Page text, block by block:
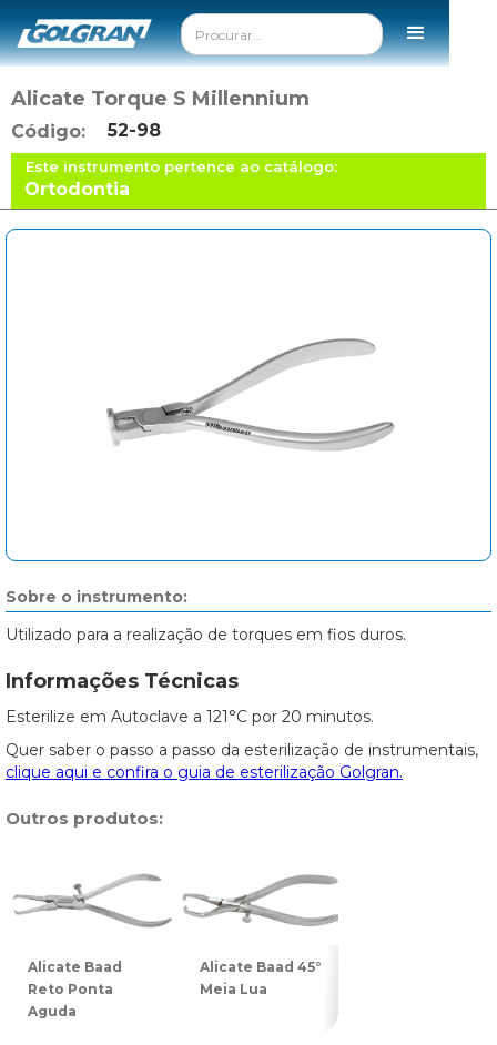
Alicate Torque S Millennium
Código: 52-98
Este instrumento pertence ao catálogo:
Ortodontia
Sobre o instrumento:
Utilizado para a realização de torques em fios duros.
Informações Técnicas
Esterilize em Autoclave a 121°C por 20 minutos.
Quer saber o passo a passo da esterilização de instrumentais,
clique aqui e confira o guia de esterilização Golgran.
Outros produtos:
Alicate Baad
Reto Ponta
Aguda
Alicate Baad 45°
Meia Lua